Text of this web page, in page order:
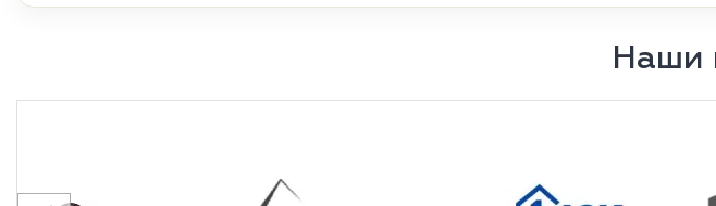
Наши